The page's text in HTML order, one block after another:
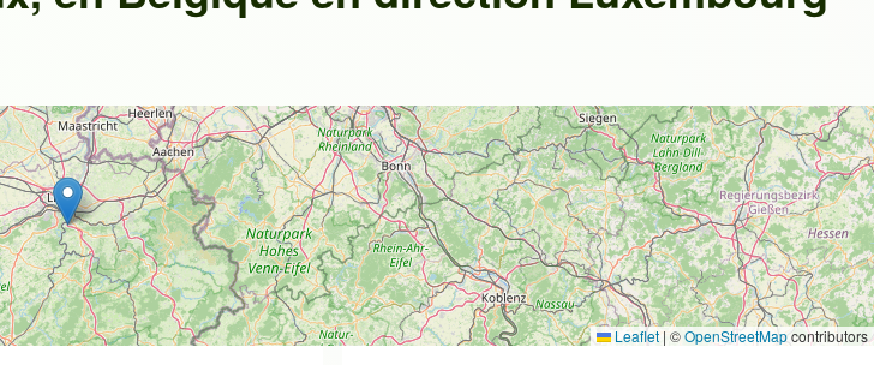
Leaflet | ©OpenStreetMapcontributors